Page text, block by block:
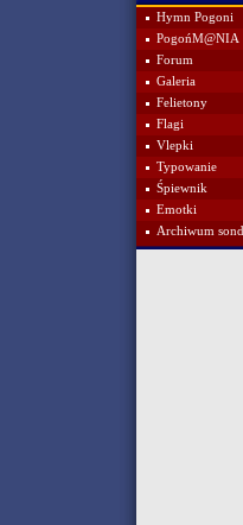
Hymn Pogoni
PogońM@NIA
Forum
Galeria
Felietony
Flagi
Vlepki
Typowanie
Śpiewnik
Emotki
Archiwum sond